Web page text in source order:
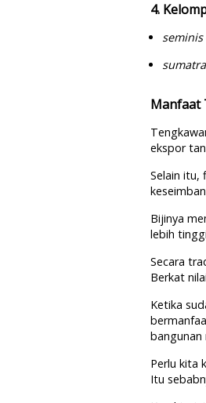
4.
seminis
Manfaat
ekspor
Selain itu,
Bijinya
lebih
Secara
Berkat
Ketika
bangunan
Perlu kita
Itu